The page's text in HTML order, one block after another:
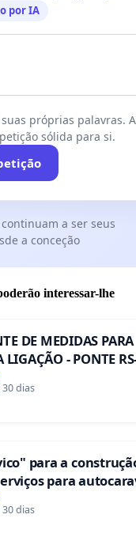
por IA
próprias palavras.
sólida para si.
a ser seus
a conceção
interessar-lhe
DE MEDIDAS PARA
LIGAÇÃO - PONTE
dias
para a
para
dias